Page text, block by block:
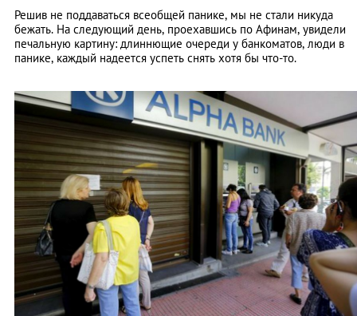
Решив не поддаваться всеобщей панике, мы не стали никуда
бежать. На следующий день, проехавшись по Афинам, увидели
печальную картину: длиннющие очереди у банкоматов, люди в
панике, каждый надеется успеть снять хотя бы что-то.